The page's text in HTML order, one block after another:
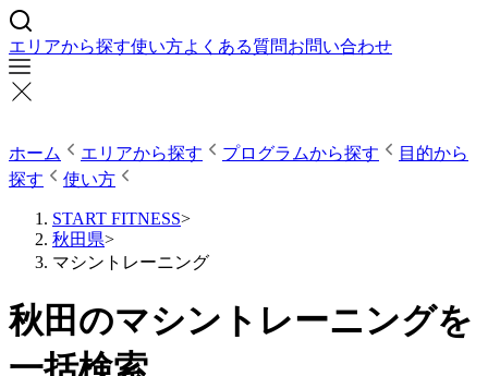
エリアから探す使い方よくある質問お問い合わせ
ホーム エリアから探す プログラムから探す
目的から
探す
使い方
START FITNESS>
秋田県>
マシントレーニング
秋田のマシントレーニングを